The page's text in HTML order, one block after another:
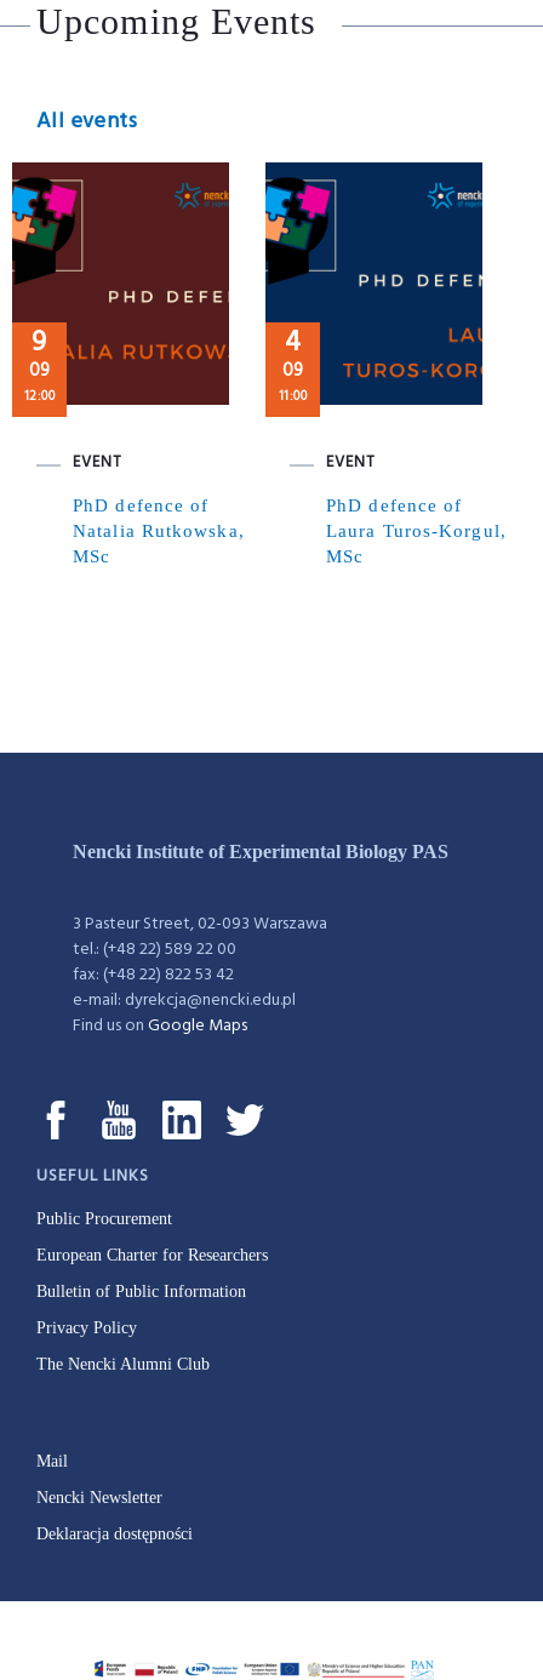
Upcoming Events
All events
9
09
12:00
EVENT
PhD defence of
Natalia Rutkowska,
MSc
4
09
11:00
EVENT
PhD defence of
Laura Turos-Korgul,
MSc
Nencki Institute of Experimental Biology PAS
3 Pasteur Street, 02-093 Warszawa
tel.: (+48 22) 589 22 00
fax: (+48 22) 822 53 42
e-mail: dyrekcja@nencki.edu.pl
Find us onGoogle Maps
USEFUL LINKS
Public Procurement
European Charter for Researchers
Bulletin of Public Information
Privacy Policy
The Nencki Alumni Club
Mail
Nencki Newsletter
Deklaracja dostępności